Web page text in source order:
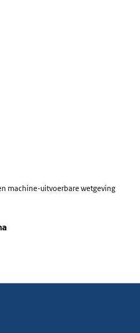
machine-uitvoerbare wetgeving